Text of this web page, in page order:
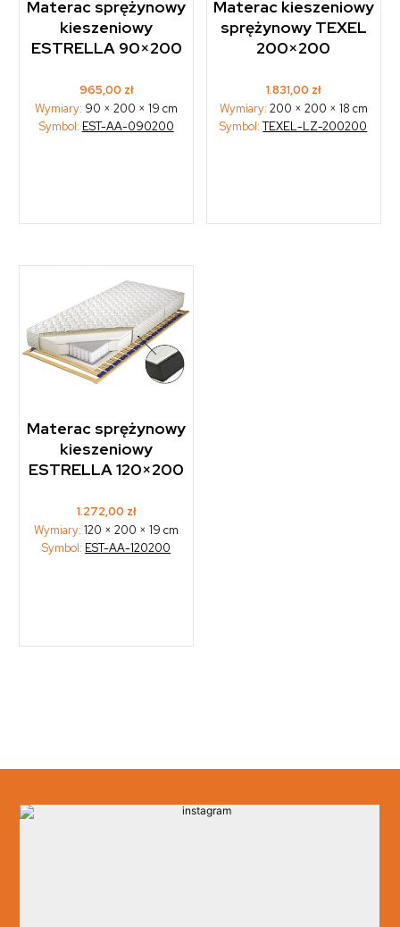
Materac sprężynowy
kieszeniowy
ESTRELLA 90×200
965,00 zł
Wymiary: 90 × 200 × 19 cm
Symbol: EST-AA-090200
Materac kieszeniowy
sprężynowy TEXEL
200×200
1.831,00 zł
Wymiary: 200 × 200 × 18 cm
Symbol:TEXEL-LZ-200200
Materac sprężynowy
kieszeniowy
ESTRELLA 120×200
1.272,00 zł
Wymiary:120 × 200 × 19 cm
Symbol: EST-AA-120200